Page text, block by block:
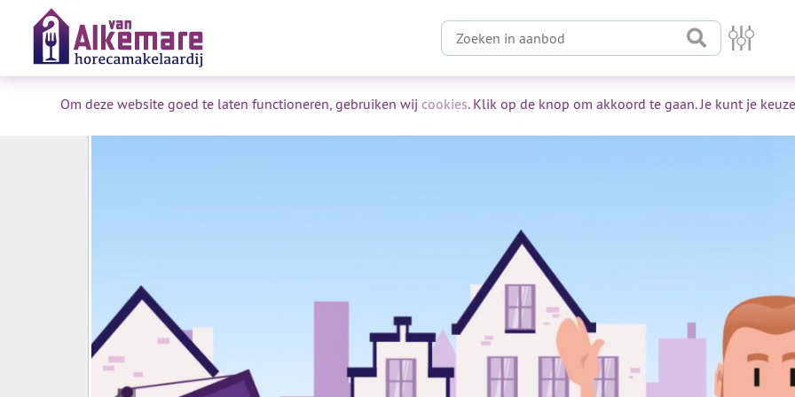
Zoeken in aanbod
Om deze website goed te laten functioneren, gebruiken wij cookies. Klik op de knop om akkoord te gaan. Je kunt je